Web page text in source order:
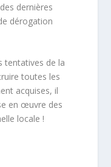
dernières
dérogation
tentatives de la
toutes les
acquises, il
en œuvre des
locale !